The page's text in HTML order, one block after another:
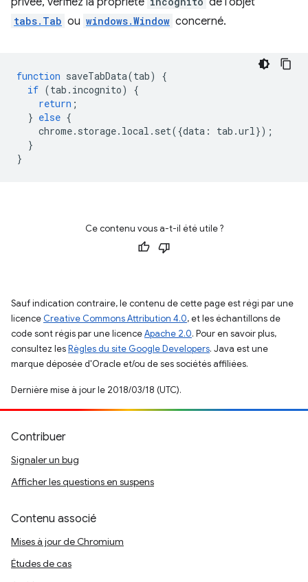
tabs.Tab ou windows.Window concerné.
function saveTabData(tab)
{
if (tab . incognito)
{
return ;
} else {
chrome. storage. local . set({data : tab .url});
}
}
Ce contenu vous a-t-il été utile ?
Sauf indication contraire, le contenu de cette page est régi par une
licence Creative Commons Attribution 4.0, et les échantillons de
code sont régis par une licenceApache 2.0. Pour en savoir plus,
consultez lesRègles du site Google Developers. Java est une
marque déposée d'Oracle et/ou de ses sociétés affiliées.
Dernière mise à jour le 2018/03/18 (UTC).
Contribuer
Signaler un bug
Afficher les questions en suspens
Contenu associé
Mises à jour de Chromium
Études de cas